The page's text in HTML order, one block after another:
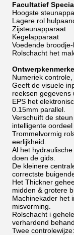
Facultatief
Hoogste
Lagere rol
Zijsteunapparaat
Kegelapparaat
Voedende
Rolschacht het
Numeriek
Geeft de visuele
reeksen gegevens
EPS het
0.15mm parallel.
Verschuift de
intelligente
Trommelvormig
eerlijkheid.
Al het
doen de gids.
De kleinere
correctste
Het Thickner
midden & grotere
Machinekader het
misvorming.
Rolschacht i
verhardend
Twee